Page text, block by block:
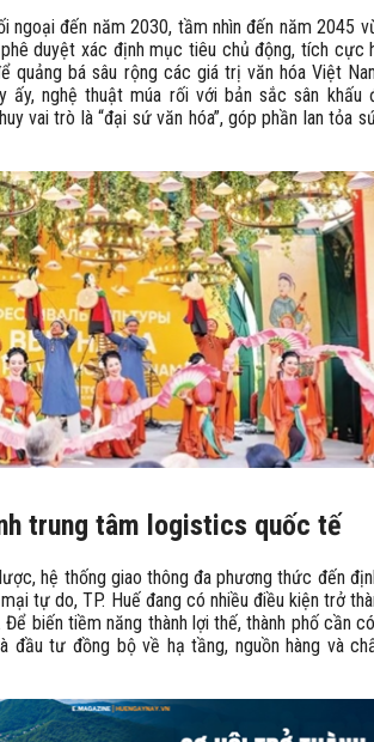
ngoại đến năm 2030, tầm nhìn đến năm 2045
duyệt xác định mục tiêu chủ động, tích cực
quảng bá sâu rộng các giá trị văn hóa Việt
ấy, nghệ thuật múa rối với bản sắc sân khấu
vai trò là “đại sứ văn hóa”, góp phần lan tỏa
trung tâm logistics quốc tế
hệ thống giao thông đa phương thức đến
tự do, TP. Huế đang có nhiều điều kiện trở
biến tiềm năng thành lợi thế, thành phố cần
đầu tư đồng bộ về hạ tầng, nguồn hàng và